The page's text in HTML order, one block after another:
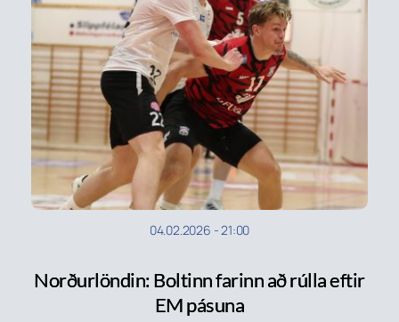
04.02.2026 -21:00
Norðurlöndin: Boltinn farinn að rúlla eftir
EM pásuna